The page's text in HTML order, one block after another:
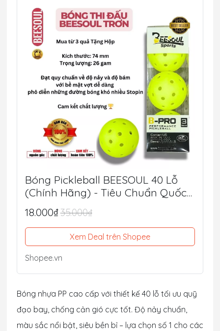
Bóng Pickleball BEESOUL 40 Lỗ
(Chính Hãng) - Tiêu Chuẩn Quốc
Tế, Chuyên Thi Đấu & Tập Luyện
Ngoài Trời
18.000₫35.000₫
Xem Deal trên Shopee
Shopee.vn
Bóng nhựa PP cao cấp với thiết kế 40 lỗ tối ưu quỹ
đạo bay, chống cản gió cực tốt. Độ nảy chuẩn,
màu sắc nổi bật, siêu bền bỉ – lựa chọn số 1 cho các